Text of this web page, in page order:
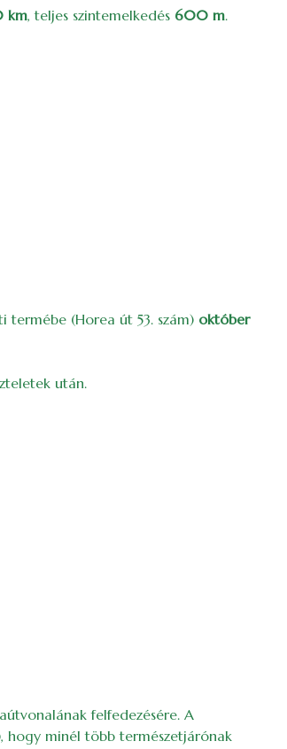
km, teljes szintemelkedés 600 m.
termébe (Horea út 53. szám) október
után.
felfedezésére. A
hogy minél több természetjárónak